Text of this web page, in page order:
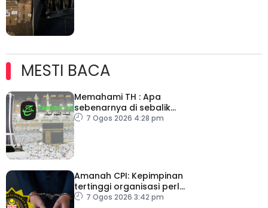
MESTI BACA
Memahami TH : Apa
sebenarnya di sebalik
angka
7 Ogos 2026 4:28 pm
Amanah CPI: Kepimpinan
tertinggi organisasi perlu
pacu reformasi radikal
7 Ogos 2026 3:42 pm